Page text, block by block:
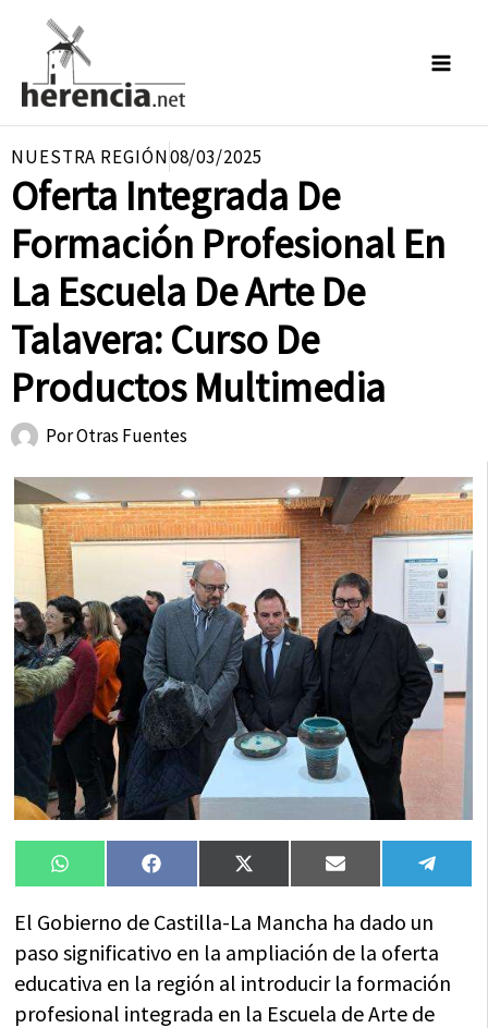
contenido
NUESTRA REGIÓN08/03/2025
Oferta Integrada De
Formación Profesional En
La Escuela De Arte De
Talavera: Curso De
Productos Multimedia
PorOtras Fuentes
Compartir
en
WhatsAppCompartir
en
FacebookCompartir
en
X
(Twitter)
Compartir
en
Email
en
El Gobierno de Castilla-La Mancha ha dado un
paso significativo en la ampliación de la oferta
educativa en la región al introducir la formación
profesional integrada en la Escuela de Arte de